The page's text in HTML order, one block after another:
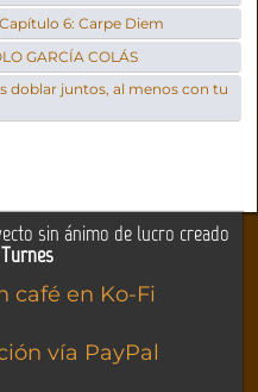
6: Carpe Diem
GARCÍA COLÁS
doblar juntos, al menos con tu
sin ánimo de lucro creado
café en Ko-Fi
vía PayPal